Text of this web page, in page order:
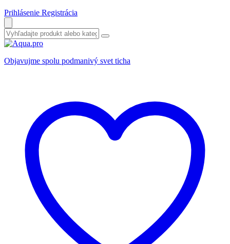
Prihlásenie Registrácia
Objavujme spolu podmanivý svet ticha